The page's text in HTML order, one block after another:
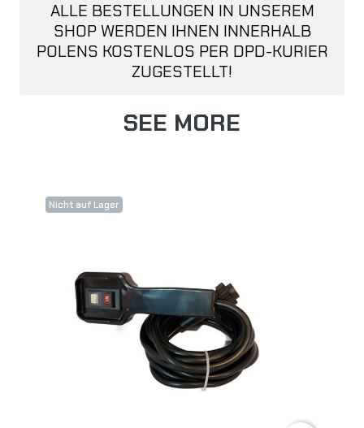
ALLE BESTELLUNGEN IN UNSEREM
SHOP WERDEN IHNEN INNERHALB
POLENS KOSTENLOS PER DPD-KURIER
ZUGESTELLT!
SEE MORE
Nicht auf Lager